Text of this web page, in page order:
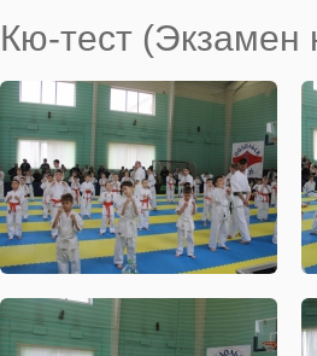
Кю-тест (Экзамен
Вы здесь